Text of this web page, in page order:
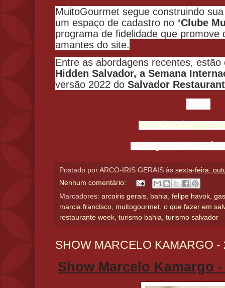
MuitoGourmet segue construindo
um espaço de cadastro no “Clube
programa de fidelidade que promove
amantes do site.
Entre as abordagens recentes,
Hidden Salvador, a Semana
versão 2022 do Salvador
http://
Instagram:
Postado por ARCO-IRIS GERAIS às sexta-feira,
Nenhum comentário:
Marcadores: arcoiris gerais bahia felipe havok
marcia francisco muitogourmet o que fazer em
restaurante week turismo bahia turismo salvador
SHOW MARCELO KAMARGO -
Show Marcelo Kamargo